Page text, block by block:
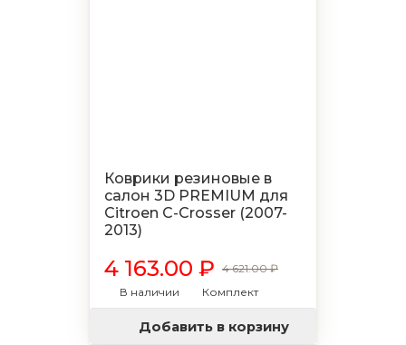
Коврики резиновые в
салон 3D PREMIUM для
Citroen C-Crosser (2007-
2013)
4 163.00 ₽ 4 621.00 ₽
В наличии
Комплект
Добавить в корзину